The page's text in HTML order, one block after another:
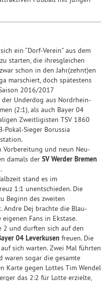
ein “Dorf-Verein” aus dem
starten, die ihresgleichen
schon in den Jahr(zehnt)en
marschiert, doch spätestens
2016/2017
Underdog aus Nordrhein-
(2:1), als auch Bayer 04
Zweitligisten TSV 1860
Pokal-Sieger Borussia
Vorbereitung und neun Neu-
damals der SV Werder Bremen
stand es im
1:1 unentschieden. Die
Beginn des zweiten
Andre Dej brachte die Blau-
Fans in Ekstase.
2 und durften sich auf den
04 Leverkusen freuen. Die
sich warten. Zwei Mal führten
waren sogar die gesamte
Karte gegen Lottes Tim Wendel
das 2:2 für Lotte erzielte,